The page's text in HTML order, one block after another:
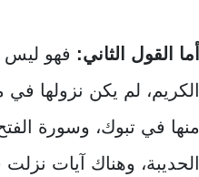
أما القول الثاني: فهو ليس
الكريم، لم يكن نزولها
منها في تبوك، وسورة
الحديبة، وهناك آيات